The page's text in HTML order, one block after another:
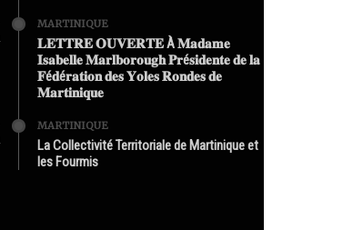
MARTINIQUE
𝐋𝐄𝐓𝐓𝐑𝐄 𝐎𝐔𝐕𝐄𝐑𝐓𝐄 À 𝐌𝐚𝐝𝐚𝐦𝐞
𝐈𝐬𝐚𝐛𝐞𝐥𝐥𝐞 𝐌𝐚𝐫𝐥𝐛𝐨𝐫𝐨𝐮𝐠𝐡 𝐏𝐫é𝐬𝐢𝐝𝐞𝐧𝐭𝐞 𝐝𝐞 𝐥𝐚
𝐅é𝐝é𝐫𝐚𝐭𝐢𝐨𝐧 𝐝𝐞𝐬 𝐘𝐨𝐥𝐞𝐬 𝐑𝐨𝐧𝐝𝐞𝐬 𝐝𝐞
𝐌𝐚𝐫𝐭𝐢𝐧𝐢𝐪𝐮𝐞
MARTINIQUE
La Collectivité Territoriale de Martinique et
les Fourmis